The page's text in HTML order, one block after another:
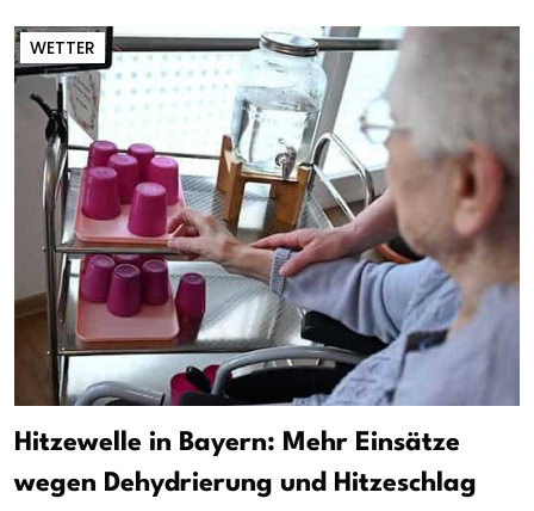
WETTER
Hitzewelle in Bayern: Mehr Einsätze
wegen Dehydrierung und Hitzeschlag